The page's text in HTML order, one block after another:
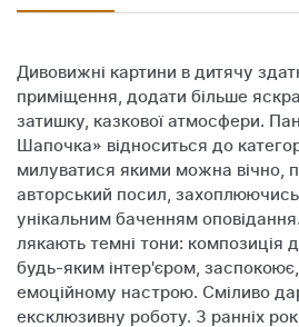
Дивовижні картини в дитячу
приміщення, додати більше
затишку, казкової атмосфери.
Шапочка» відноситься до
милуватися якими можна вічно,
авторський посил,
унікальним баченням
лякають темні тони: композиція
будь-яким інтер'єром,
емоційному настрою. Сміливо
ексклюзивну роботу. З ранніх